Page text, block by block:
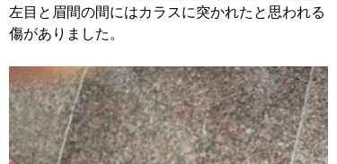
左目と眉間の間にはカラスに突かれたと思われる
傷がありました。